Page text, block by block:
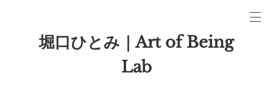
堀口ひとみ｜Art of Being
Lab